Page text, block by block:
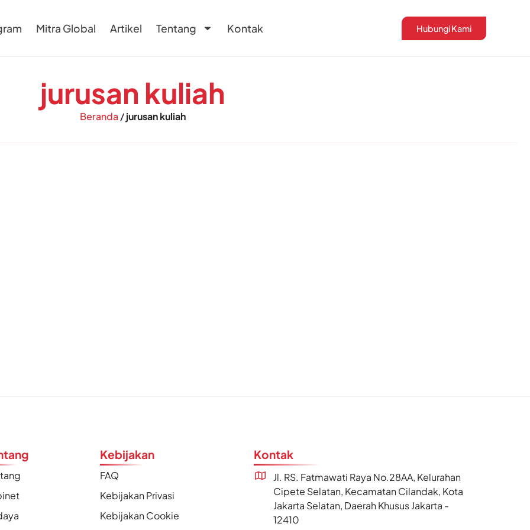
Mitra Global Artikel Tentang Kontak Hubungi Kami
jurusan kuliah
Beranda /jurusan kuliah
Kebijakan
FAQ
Kebijakan Privasi
Kebijakan Cookie
Kontak
Jl. RS. Fatmawati Raya No.28AA, Kelurahan
Cipete Selatan, Kecamatan Cilandak, Kota
Jakarta Selatan, Daerah Khusus Jakarta -
12410